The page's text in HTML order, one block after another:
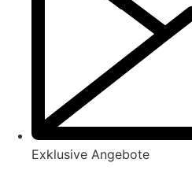
Exklusive Angebote